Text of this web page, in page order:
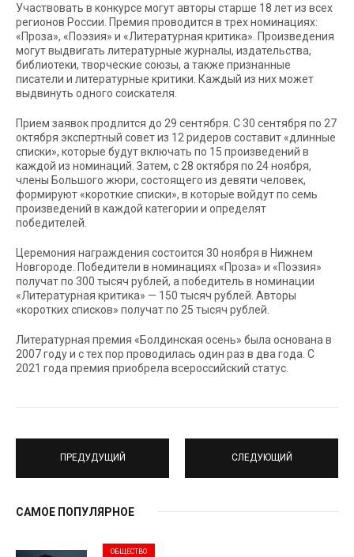
Участвовать в конкурсе могут авторы старше 18 лет из всех
регионов России. Премия проводится в трех номинациях:
«Проза», «Поэзия» и «Литературная критика». Произведения
могут выдвигать литературные журналы, издательства,
библиотеки, творческие союзы, а также признанные
писатели и литературные критики. Каждый из них может
выдвинуть одного соискателя.
Прием заявок продлится до 29 сентября. С 30 сентября по 27
октября экспертный совет из 12 ридеров составит «длинные
списки», которые будут включать по 15 произведений в
каждой из номинаций. Затем, с 28 октября по 24 ноября,
члены Большого жюри, состоящего из девяти человек,
формируют «короткие списки», в которые войдут по семь
произведений в каждой категории и определят
победителей.
Церемония награждения состоится 30 ноября в Нижнем
Новгороде. Победители в номинациях «Проза» и «Поэзия»
получат по 300 тысяч рублей, а победитель в номинации
«Литературная критика» — 150 тысяч рублей. Авторы
«коротких списков» получат по 25 тысяч рублей.
Литературная премия «Болдинская осень» была основана в
2007 году и с тех пор проводилась один раз в два года. С
2021 года премия приобрела всероссийский статус.
ПРЕДУДУЩИЙ СЛЕДУЮЩИЙ
САМОЕ ПОПУЛЯРНОЕ
ОБЩЕСТВО